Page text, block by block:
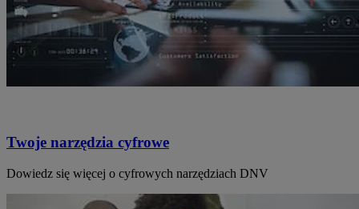
Twoje narzędzia cyfrowe
Dowiedz się więcej o cyfrowych narzędziach DNV